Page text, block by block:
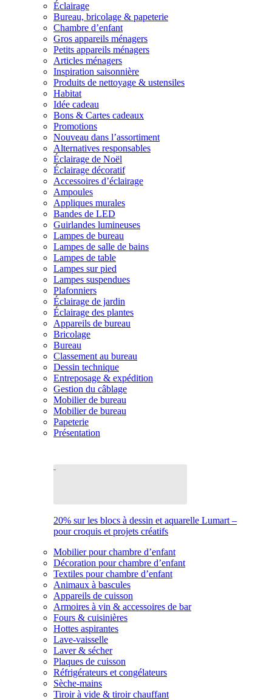
Éclairage
Bureau, bricolage & papeterie
Chambre d’enfant
Gros appareils ménagers
Petits appareils ménagers
Articles ménagers
Inspiration saisonnière
Produits de nettoyage & ustensiles
Habitat
Idée cadeau
Bons & Cartes cadeaux
Promotions
Nouveau dans l’assortiment
Alternatives responsables
Éclairage de Noël
Éclairage décoratif
Accessoires d’éclairage
Ampoules
Appliques murales
Bandes de LED
Guirlandes lumineuses
Lampes de bureau
Lampes de salle de bains
Lampes de table
Lampes sur pied
Lampes suspendues
Plafonniers
Éclairage de jardin
Éclairage des plantes
Appareils de bureau
Bricolage
Bureau
Classement au bureau
Dessin technique
Entreposage & expédition
Gestion du câblage
Mobilier de bureau
Mobilier de bureau
Papeterie
Présentation
20% sur les blocs à dessin et aquarelle Lumart –
pour croquis et projets créatifs
Mobilier pour chambre d’enfant
Décoration pour chambre d’enfant
Textiles pour chambre d’enfant
Animaux à bascules
Appareils de cuisson
Armoires à vin & accessoires de bar
Fours & cuisinières
Hottes aspirantes
Lave-vaisselle
Laver & sécher
Plaques de cuisson
Réfrigérateurs et congélateurs
Sèche-mains
Tiroir à vide & tiroir chauffant